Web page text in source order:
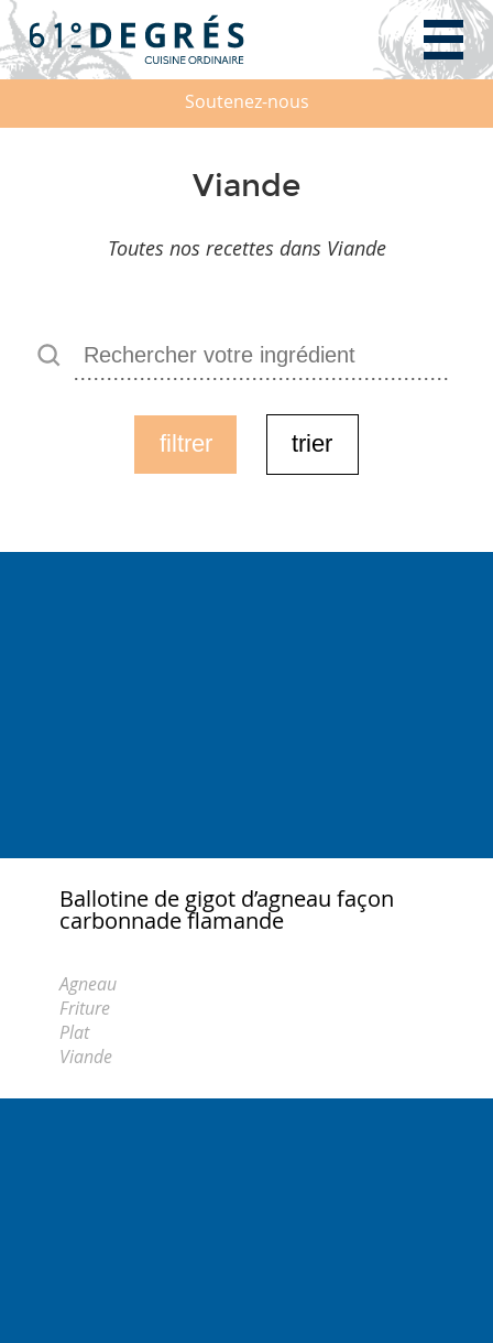
Soutenez-nous
Viande
Toutes nos recettes dans Viande
Ballotine de gigot d’agneau façon
carbonnade flamande
Agneau
Friture
Plat
Viande